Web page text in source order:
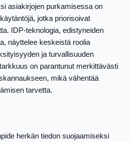
asiakirjojen purkamisessa on
jotka priorisoivat
IDP-teknologia, edistyneiden
näyttelee keskeistä roolia
ja turvallisuuden
on parantunut merkittävästi
mikä vähentää
tarvetta.
herkän tiedon suojaamiseksi